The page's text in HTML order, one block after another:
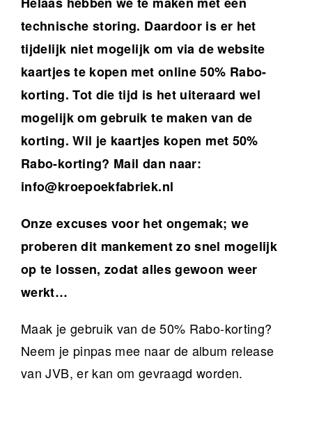
technische storing. Daardoor is er het
tijdelijk niet mogelijk om via de website
kaartjes te kopen met online 50% Rabo-
korting. Tot die tijd is het uiteraard wel
mogelijk om gebruik te maken van de
korting. Wil je kaartjes kopen met 50%
Rabo-korting? Mail dan naar:
info@kroepoekfabriek.nl
Onze excuses voor het ongemak; we
proberen dit mankement zo snel mogelijk
op te lossen, zodat alles gewoon weer
werkt…
Maak je gebruik van de 50% Rabo-korting?
Neem je pinpas mee naar de album release
van JVB, er kan om gevraagd worden.